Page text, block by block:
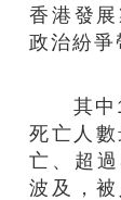
香港發
政治紛爭
其中
死亡人
亡、超
波及，